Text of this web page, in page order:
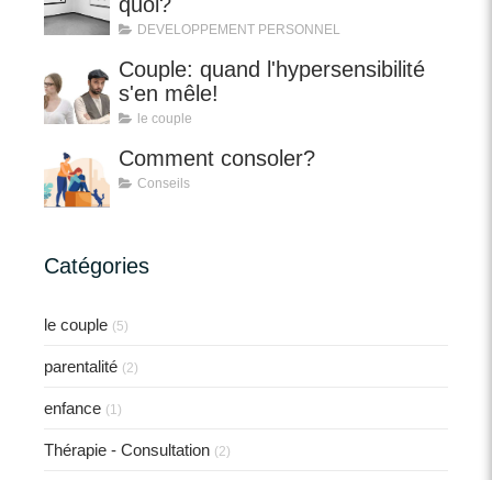
DEVELOPPEMENT PERSONNEL
Couple: quand l'hypersensibilité
s'en mêle!
le couple
Comment consoler?
Conseils
Catégories
le couple (5)
parentalité (2)
enfance (1)
Thérapie - Consultation (2)